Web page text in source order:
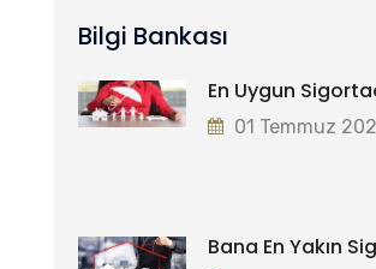
Bilgi Bankası
En Uygun
01 Temmuz
Bana En Yakın